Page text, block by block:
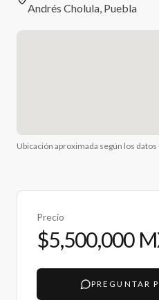
Andrés Cholula, Puebla
Ubicación aproximada según los
Precio
$5,500,000
PREGUNTAR